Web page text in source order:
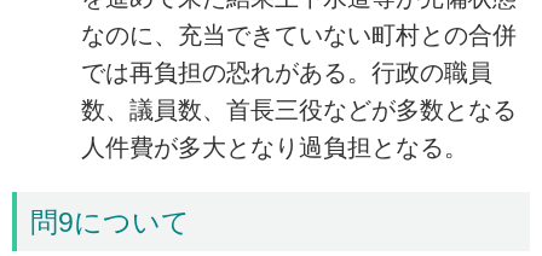
なのに、充当できていない町村との合併
では再負担の恐れがある。行政の職員
数、議員数、首長三役などが多数となる
人件費が多大となり過負担となる。
問9について